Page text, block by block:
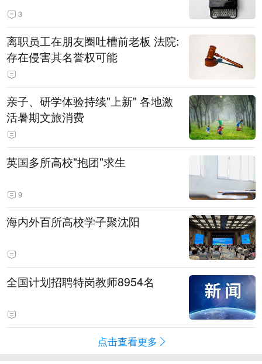
3
离职员工在朋友圈吐槽前老板 法院:
存在侵害其名誉权可能
亲子、研学体验持续"上新" 各地激
活暑期文旅消费
英国多所高校"抱团"求生
9
海内外百所高校学子聚沈阳
全国计划招聘特岗教师8954名
点击查看更多